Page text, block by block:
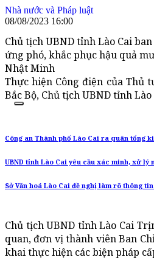
Nhà nước và Pháp luật
08/08/2023 16:00
Chủ tịch UBND tỉnh Lào Cai
ứng phó, khắc phục hậu quả
Nhật Minh
Thực hiện Công điện của Thủ
Bắc Bộ, Chủ tịch UBND tỉnh
Công an Thành phố Lào Cai ra quân tổng
UBND tỉnh Lào Cai yêu cầu xác minh, xử
Sở Văn hoá Lào Cai đề nghị làm rõ thông
Chủ tịch UBND tỉnh Lào Cai
quan, đơn vị thành viên Ban
khai thực hiện các biện pháp